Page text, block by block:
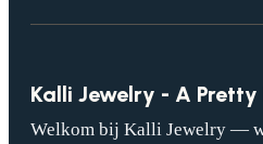
Kalli Jewelry - A
Welkom bij Kalli Jewelry —